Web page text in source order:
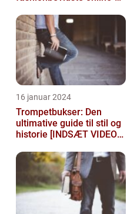
16 januar 2024
Trompetbukser: Den
ultimative guide til stil og
historie [INDSÆT VIDEO